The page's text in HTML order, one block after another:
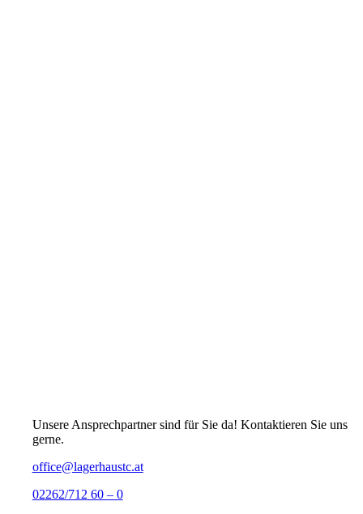
Unsere Ansprechpartner sind für Sie da! Kontaktieren Sie uns
gerne.
office@lagerhaustc.at
02262/712 60 – 0